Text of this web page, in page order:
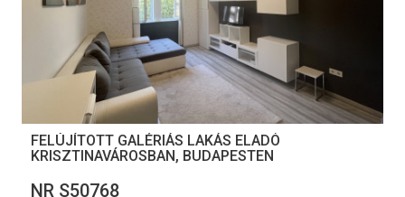
FELÚJÍTOTT GALÉRIÁS LAKÁS ELADÓ
KRISZTINAVÁROSBAN, BUDAPESTEN
NR S50768